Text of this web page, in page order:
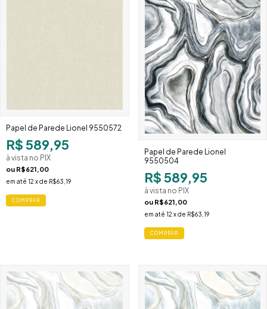
Papel de Parede Lionel 9550572
R$ 589,95
à vista no PIX
ou R$621,00
em até 12 x de R$63,19
Papel de Parede Lionel
9550504
R$ 589,95
à vista no PIX
ou R$621,00
em até 12 x de R$63,19